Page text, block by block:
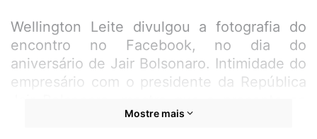
Wellington Leite divulgou a fotografia do
encontro no Facebook, no dia do
aniversário de Jair Bolsonaro. Intimidade do
empresário com o presidente da República
filho Jair Rena não foi por acaso, como
Mostre mais